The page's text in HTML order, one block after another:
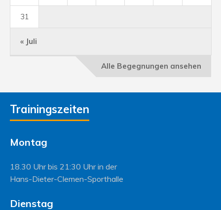
« Juli
31
Alle Begegnungen ansehen
Trainingszeiten
Montag
18.30 Uhr bis 21:30 Uhr in der
Hans-Dieter-Clemen-Sporthalle
Dienstag